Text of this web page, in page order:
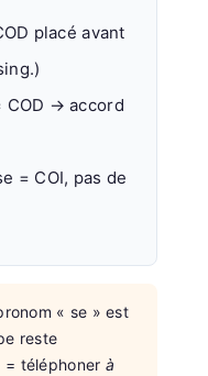
placé avant
COD → accord
= COI, pas de
« se » est
reste
= téléphoner à